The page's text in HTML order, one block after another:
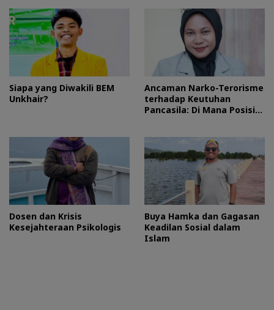
Siapa yang Diwakili BEM
Unkhair?
Ancaman Narko-Terorisme
terhadap Keutuhan
Pancasila: Di Mana Posisi
Dosen dan Krisis
Kesejahteraan Psikologis
Buya Hamka dan Gagasan
Keadilan Sosial dalam
Islam